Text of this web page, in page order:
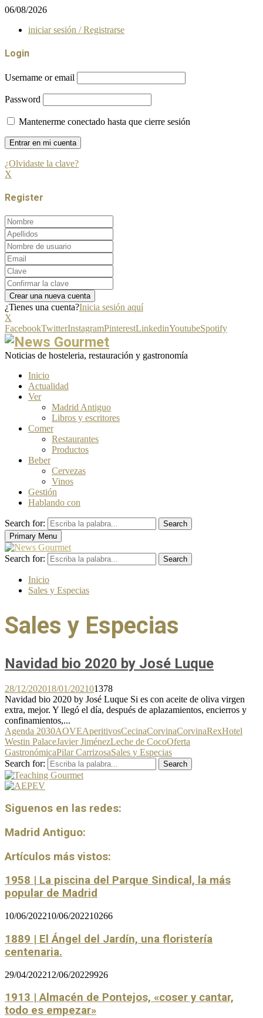
06/08/2026
iniciar sesión / Registrarse
Login
Username or email
Password
Mantenerme conectado hasta que cierre sesión
¿Olvidaste la clave?
X
Register
¿Tienes una cuenta?Inicia sesión aquí
X
FacebookTwitterInstagramPinterestLinkedinYoutubeSpotify
Noticias de hosteleria, restauración y gastronomía
Inicio
Actualidad
Ver
Madrid Antiguo
Libros y escritores
Comer
Restaurantes
Productos
Beber
Cervezas
Vinos
Gestión
Hablando con
Search for:
Search
Primary Menu
Search for: Search
Inicio
Sales y Especias
Sales y Especias
Navidad bio 2020 by José Luque
28/12/202018/01/202101378
Navidad bio 2020 by José Luque Si es con aceite de oliva virgen
extra, mejor. Y llegó el día, después de aplazamientos, encierros y
confinamientos,...
Agenda 2030AOVEAperitivosCecinaCorvinaCorvinaRexHotel
Westin PalaceJavier JiménezLeche de CocoOferta
GastronómicaPilar CarrizosaSales y Especias
Search for:
Search
Siguenos en las redes:
Madrid Antiguo:
Artículos más vistos:
1958 | La piscina del Parque Sindical, la más
popular de Madrid
10/06/202210/06/202210266
1889 | El Ángel del Jardín, una floristería
centenaria.
29/04/202212/06/20229926
1913 | Almacén de Pontejos, «coser y cantar,
todo es empezar»